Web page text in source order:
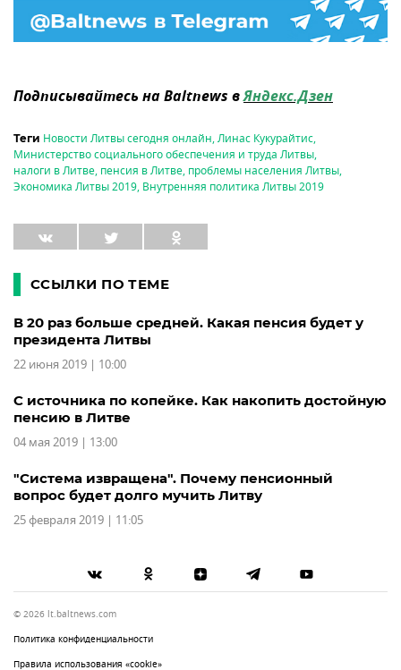
Подписывайтесь на Baltnews вЯндекс.Дзен
Теги Новости Литвы сегодня онлайн,Линас Кукурайтис,
Министерство социального обеспечения и труда Литвы,
налоги в Литве, пенсия в Литве, проблемы населения Литвы,
Экономика Литвы 2019, Внутренняя политика Литвы 2019
ССЫЛКИ ПО ТЕМЕ
В 20 раз больше средней. Какая пенсия будет у
президента Литвы
22 июня 2019 | 10:00
С источника по копейке. Как накопить достойную
пенсию в Литве
04 мая 2019 | 13:00
"Система извращена". Почему пенсионный
вопрос будет долго мучить Литву
25 февраля 2019 | 11:05
© 2026 lt.baltnews.com
Политика конфиденциальности
Правила использования «cookie»